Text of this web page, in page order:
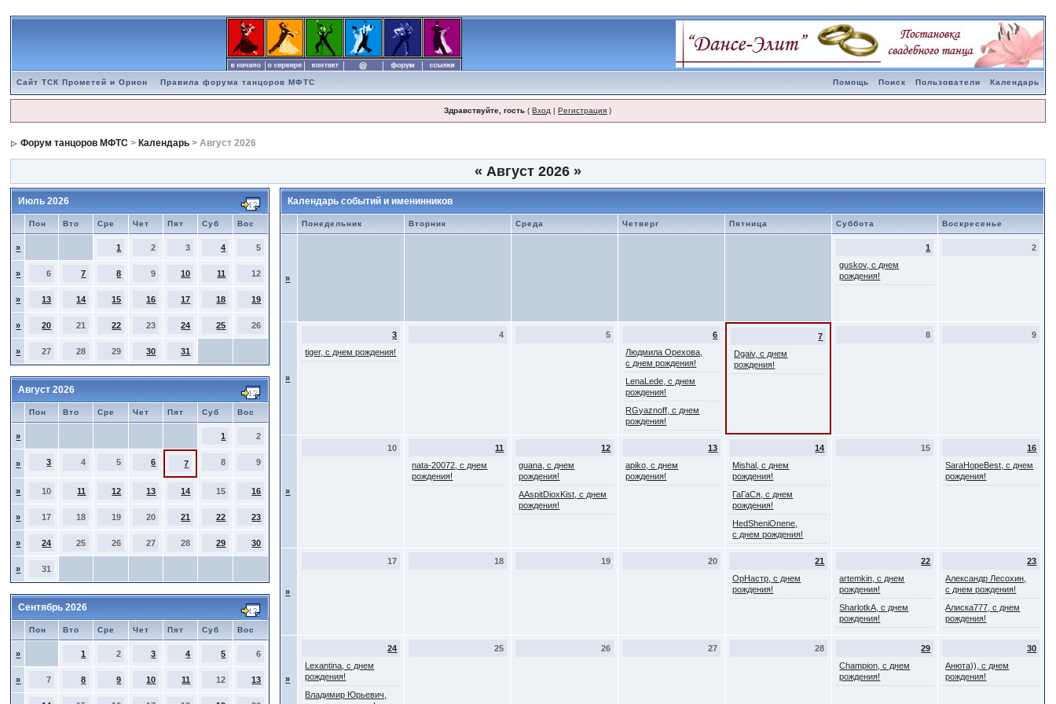
Сайт ТСК Прометей и Орион Правила форума танцоров МФТС Помощь Поиск Пользователи Календарь
Здравствуйте, гость (Вход |Регистрация )
Форум танцоров МФТС > Календарь > Август 2026
« Август 2026 »
Июль 2026
Пон Вто Сре Чет Пят Суб Вос
» 1 2 3 4 5
» 6 7 8 9 10 11 12
» 13 14 15 16 17 18 19
» 20 21 22 23 24 25 26
» 27 28 29 30 31
Август 2026
Пон Вто Сре Чет Пят Суб Вос
» 1 2
» 3 4 5 6 7 8 9
» 10 11 12 13 14 15 16
» 17 18 19 20 21 22 23
» 24 25 26 27 28 29 30
» 31
Сентябрь 2026
Пон Вто Сре Чет Пят Суб Вос
» 1 2 3 4 5 6
» 7 8 9 10 11 12 13
Календарь событий и именинников
Понедельник Вторник Среда Четверг Пятница Суббота Воскресенье
»
1
guskov, с днем
рождения!
2
»
3
tiger, с днем рождения!
4 5
6
Людмила Орехова,
с днем рождения!
LenaLede, с днем
рождения!
RGyaznoff, с днем
рождения!
7
Dgaiv, с днем
рождения!
8 9
»
10
11
nata-20072, с днем
рождения!
12
guana, с днем
рождения!
AAspitDioxKist, с днем
рождения!
13
apiko, с днем
рождения!
14
Mishal, с днем
рождения!
ГаГаСя, с днем
рождения!
HedSheniOnene,
с днем рождения!
15
16
SaraHopeBest, с днем
рождения!
»
17 18 19 20
21
ОрНастр, с днем
рождения!
22
artemkin, с днем
рождения!
SharlotkA, с днем
рождения!
23
Александр Лесохин,
с днем рождения!
Алиска777, с днем
рождения!
»
24
Lexantina, с днем
рождения!
Владимир Юрьевич,
25 26 27 28
29
Champion, с днем
рождения!
30
Анюта)), с днем
рождения!